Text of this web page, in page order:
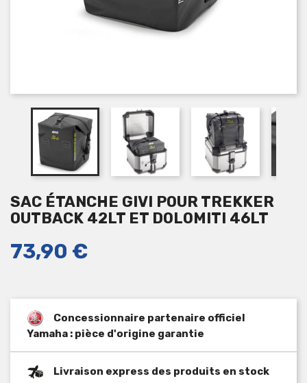
SAC ÉTANCHE GIVI POUR TREKKER
OUTBACK 42LT ET DOLOMITI 46LT
73,90 €
Concessionnaire partenaire officiel
Yamaha : pièce d'origine garantie
Livraison express des produits en stock